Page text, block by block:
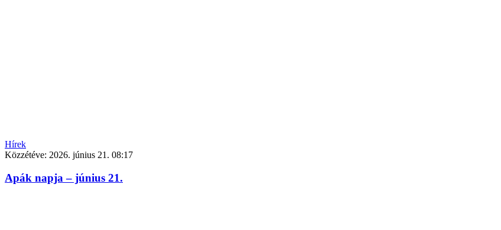
Hírek
Közzétéve: 2026. június 21. 08:17
Apák napja – június 21.